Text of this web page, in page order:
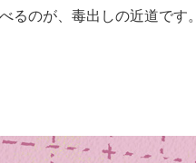
るのが、毒出しの近道です。